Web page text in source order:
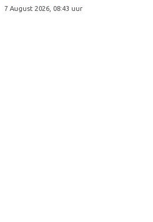
7 August 2026, 08:43 uur